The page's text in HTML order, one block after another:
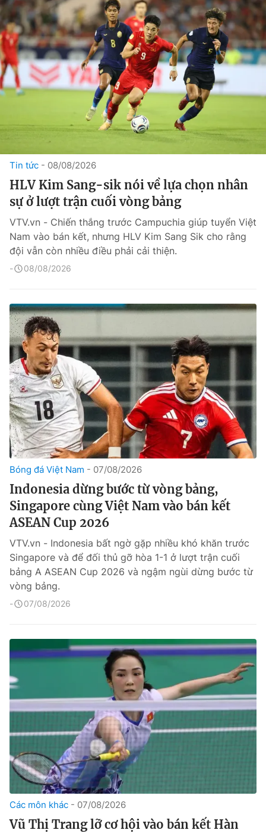
Tin tức 08/08/2026
HLV Kim Sang-sik nói về lựa chọn nhân
sự ở lượt trận cuối vòng bảng
VTV.vn - Chiến thắng trước Campuchia giúp tuyển Việt
Nam vào bán kết, nhưng HLV Kim Sang Sik cho rằng
đội vẫn còn nhiều điều phải cải thiện.
08/08/2026
Bóng đá Việt Nam 07/08/2026
Indonesia dừng bước từ vòng bảng,
Singapore cùng Việt Nam vào bán kết
ASEAN Cup 2026
VTV.vn - Indonesia bất ngờ gặp nhiều khó khăn trước
Singapore và để đối thủ gỡ hòa 1-1 ở lượt trận cuối
bảng A ASEAN Cup 2026 và ngậm ngùi dừng bước từ
vòng bảng.
07/08/2026
Các môn khác 07/08/2026
Vũ Thị Trang lỡ cơ hội vào bán kết Hàn